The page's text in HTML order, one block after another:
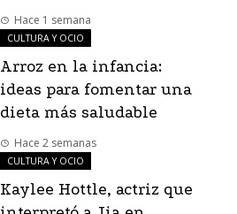
Hace 1 semana
CULTURA Y OCIO
Arroz en la infancia:
ideas para fomentar una
dieta más saludable
Hace 2 semanas
CULTURA Y OCIO
Kaylee Hottle, actriz que